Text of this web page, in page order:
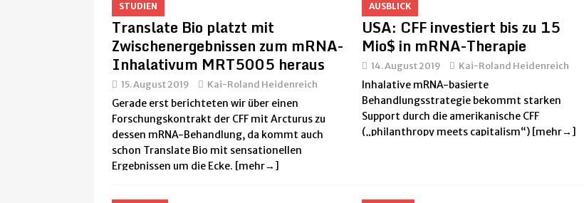
[ 25. September 2024 ] Simple Nasentropfen reduzieren Erkältungsdauern und Ansteckungen
STUDIEN
Translate Bio platzt mit
Zwischenergebnissen zum mRNA-
Inhalativum MRT5005 heraus
15. August 2019 Kai-Roland Heidenreich
Gerade erst berichteten wir über einen
Forschungskontrakt der CFF mit Arcturus zu
dessen mRNA-Behandlung, da kommt auch
schon Translate Bio mit sensationellen
Ergebnissen um die Ecke. [mehr→]
AUSBLICK
USA: CFF investiert bis zu 15
Mio$ in mRNA-Therapie
14. August 2019 Kai-Roland Heidenreich
Inhalative mRNA-basierte
Behandlungsstrategie bekommt starken
Support durch die amerikanische CFF
(„philanthropy meets capitalism“) [mehr→]